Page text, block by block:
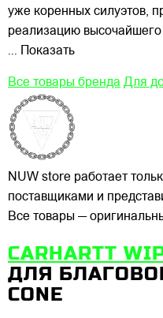
уже коренных силуэтов,
реализацию высочайшего
... Показать
Все товары бренда Для
NUW store работает
поставщиками и
Все товары —
CARHARTT
ДЛЯ
CONE